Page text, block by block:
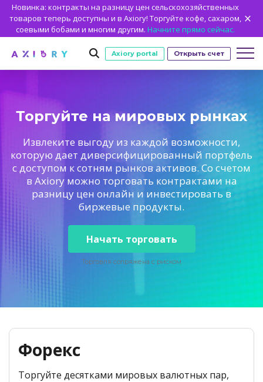
Новинка: контракты на разницу цен сельскохозяйственных
товаров теперь доступны и в Axiory! Торгуйте кофе, сахаром,
соевыми бобами и многим другим. Начните прямо сейчас.
Форекс
Золото и другие металлы
Нефть и энергоносители
Методы внесения средств
Торговые параметры
Кредитное плечо
Защита от отрицательного баланса
Торговая статистика
ТОРГОВЫЕ СЧЕТА
Axiory Wallet НОВЫЙ
Сравнить счета
Корпоративные счета
Исламские счета
MT5 Alpha
Zero Account
НОВЫЙ
Открыть реальный счет
Быстрая интеллектуальная проверка
ПЛАТФОРМЫ
Сравнить платформы
НОВЫЙ
ТОРГОВЫЕ ИНСТРУМЕНТЫ
Strike Indicator
Пользовательские индикаторы
Экономический календарь
НОВЫЙ
ИНСТРУМЕНТЫ НА ПЛАТФОРМАХ
Архивная статистика MetaTrader
Руководство по установке MT4
Руководство по установке MT5
Руководство по установке cTrader
Обучение
ОБУЧЕНИЕ
Торговая академия Axiory
АНАЛИТИКА
Об Axiory
ПОЧЕМУ СТОИТ ВЫБРАТЬ AXIORY?
Наши преимущества
Лицензия и регистрация
Кто мы
Коллектив Axiory
ไทย
Axiory portal Открыть счет
Торгуйте на мировых рынках
Извлеките выгоду из каждой возможности,
которую дает диверсифицированный портфель
с доступом к сотням рынков активов. Со счетом
в Axiory можно торговать контрактами на
разницу цен онлайн и инвестировать в
биржевые продукты.
Начать торговать
Торговля сопряжена с риском
Форекс
Торгуйте десятками мировых валютных пар,